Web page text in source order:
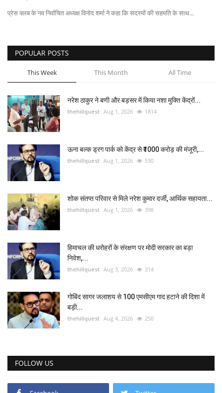
प्रेस क्लब के नव निर्वाचित अध्यक्ष विनोद शर्मा ने कहा कि सदस्यों की सहमति के साथ...
POPULAR POSTS
This Week This Month All Time
नरेश ठाकुर ने बणी और बड़सर में किया नशा मुक्ति केंद्रों...
thehillquest Aug 1, 2026 1814
ऊना बल्क ड्रग पार्क को केंद्र से ₹1000 करोड़ की मंजूरी,...
thehillquest Aug 1, 2026 530
शोक संतप्त परिवार से मिले नरेश कुमार दर्जी, आर्थिक सहायता...
thehillquest Aug 1, 2026 398
हिमाचल की धरोहरों के संरक्षण पर मोदी सरकार का बड़ा
निवेश,...
thehillquest Aug 3, 2026 314
गोबिंद सागर जलाशय से 100 एमसीएम गाद हटाने की दिशा में
बड़ी...
thehillquest Aug 4, 2026 250
FOLLOW US